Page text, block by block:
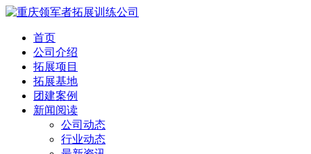
首页
公司介绍
拓展项目
拓展基地
团建案例
新闻阅读
公司动态
行业动态